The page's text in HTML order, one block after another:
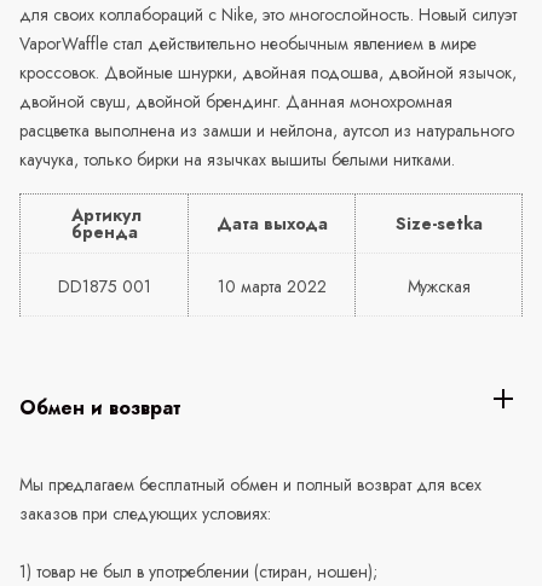
для своих коллабораций с Nike, это многослойность. Новый силуэт
VaporWaffle стал действительно необычным явлением в мире
кроссовок. Двойные шнурки, двойная подошва, двойной язычок,
двойной свуш, двойной брендинг. Данная монохромная
расцветка выполнена из замши и нейлона, аутсол из натурального
каучука, только бирки на язычках вышиты белыми нитками.
Артикул
бренда Дата выхода Size-setka
DD1875 001 10 марта 2022 Мужская
Обмен и возврат
Мы предлагаем бесплатный обмен и полный возврат для всех
заказов при следующих условиях:
1) товар не был в употреблении (стиран, ношен);